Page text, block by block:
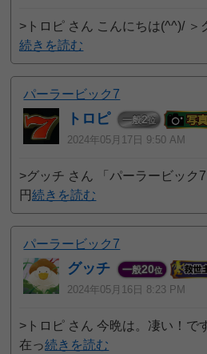
>トロピ さん こんにちは(^^)/ ＞
続きを読む
パーラービック7
トロピ 一般2位
2024年05月17日 9:50 AM
>グッチ さん 「パーラービッ
円続きを読む
パーラービック7
グッチ 一般20位
2024年05月16日 8:23 PM
>トロピ さん 今晩は。凄い！で
在っ続きを読む